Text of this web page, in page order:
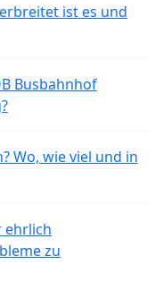
ist es und
Busbahnhof
Wo, wie viel und in
ehrlich
zu